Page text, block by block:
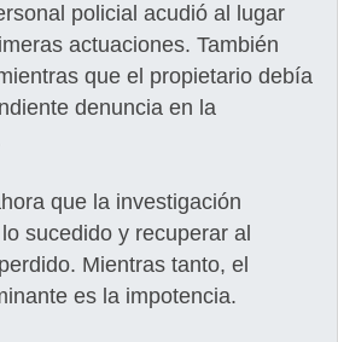
policial acudió al lugar
actuaciones. También
que el propietario debía
denuncia en la
que la investigación
sucedido y recuperar al
Mientras tanto, el
es la impotencia.